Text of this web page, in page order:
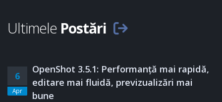
Ultimele Postări
6
Apr
OpenShot 3.5.1: Performanță mai rapidă,
editare mai fluidă, previzualizări mai
bune